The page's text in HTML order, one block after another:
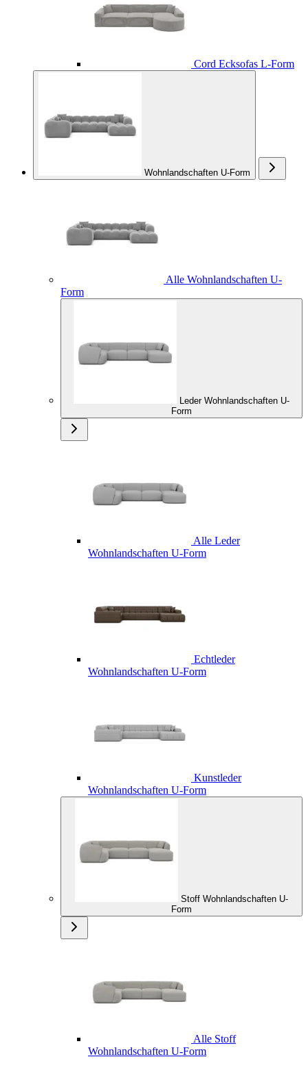
Cord Ecksofas L-Form
Wohnlandschaften U-Form
Alle Wohnlandschaften U-
Form
Leder Wohnlandschaften U-
Form
Alle Leder
Wohnlandschaften U-Form
Echtleder
Wohnlandschaften U-Form
Kunstleder
Wohnlandschaften U-Form
Stoff Wohnlandschaften U-
Form
Alle Stoff
Wohnlandschaften U-Form